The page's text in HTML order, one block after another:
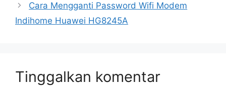
Cara Mengganti Password Wifi Modem
Indihome Huawei HG8245A
Tinggalkan komentar